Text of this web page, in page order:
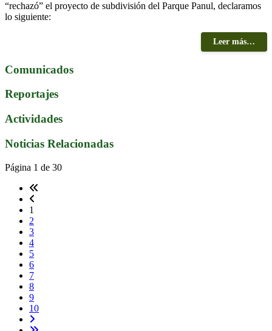
“rechazó” el proyecto de subdivisión del Parque Panul, declaramos
lo siguiente:
Leer más…
Comunicados
Reportajes
Actividades
Noticias Relacionadas
Página 1 de 30
1
2
3
4
5
6
7
8
9
10